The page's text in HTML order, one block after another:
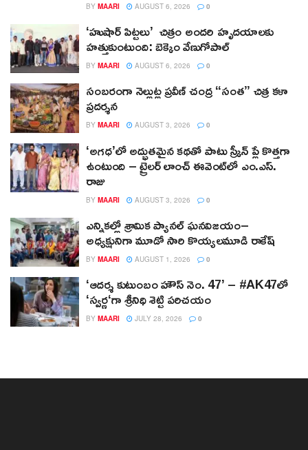
BY MAARI AUGUST 6, 2026 0
‘హుషార్‌ పిట్టలు’ చిత్రం అందరి హృదయాలకు
హత్తుకుంటుంది: బెక్కెం వేణుగోపాల్‌
BY MAARI AUGUST 6, 2026 0
సంబరంగా నెల్లుట్ల ప్రవీణ్ చంద్ర “సంత” చిత్ర కళా
ప్రదర్శన
BY MAARI AUGUST 3, 2026 0
‘అగధ’లో అద్భుతమైన కథతో పాటు స్క్రీన్ ప్లే కొత్తగా
ఉంటుంది – ట్రైలర్ లాంచ్ ఈవెంట్‌లో ఎం.ఎస్.
రాజు
BY MAARI AUGUST 3, 2026 0
ఎన్నికల్లో శ్రామిక ప్యానల్‌ ఘనవిజయం–
అధ్యక్షునిగా మూడో సారి కొయ్యలమూడి రాకేష్‌
BY MAARI AUGUST 1, 2026 0
‘ఆదర్శ కుటుంబం హౌస్ నెం. 47’ – #AK47లో
‘స్వర్ణ‘గా శ్రీనిధి శెట్టి పరిచయం
BY MAARI JULY 28, 2026 0